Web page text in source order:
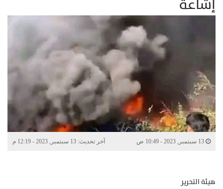
إشاعة
آخر تحديث: 13 سبتمبر, 2023 - 12:19 م
هيئة التحرير